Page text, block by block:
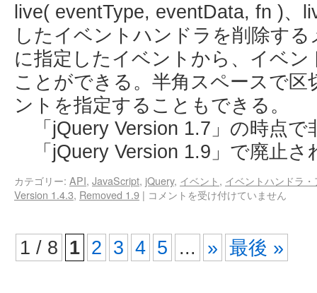
live( eventType, eventData, fn )、
したイベントハンドラを削除す
に指定したイベントから、イベ
ことができる。半角スペースで
ントを指定することもできる。
「jQuery Version 1.7」の時点で
「jQuery Version 1.9」で廃止
カテゴリー: API, JavaScript, jQuery, イベント, イベントハンドラ
Version 1.4.3, Removed 1.9 | コメントを受け付けていません
1 / 8 1 2 3 4 5 ... » 最後 »